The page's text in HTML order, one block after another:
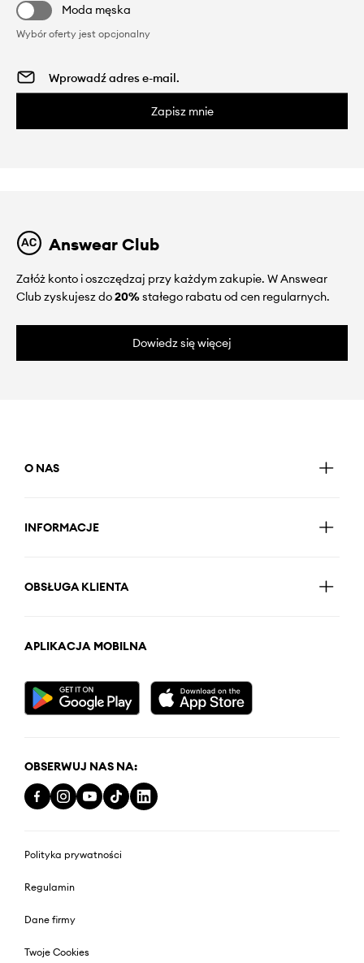
Moda męska
Wybór oferty jest opcjonalny
Zapisz mnie
Answear Club
Załóż konto i oszczędzaj przy każdym zakupie. W Answear
Club zyskujesz do20%stałego rabatu od cen regularnych.
Dowiedz się więcej
O NAS
INFORMACJE
OBSŁUGA KLIENTA
APLIKACJA MOBILNA
OBSERWUJ NAS NA:
Polityka prywatności
Regulamin
Dane firmy
Twoje Cookies